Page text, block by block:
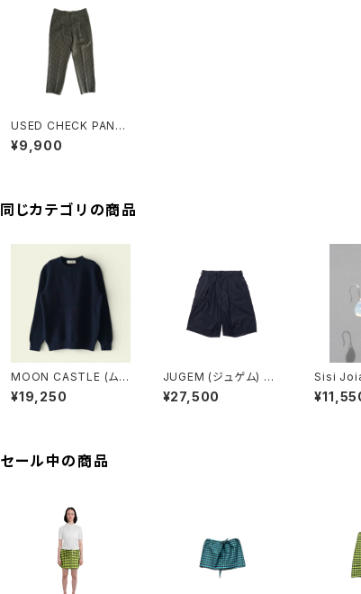
USED CHECK PANT
S
¥9,900
同じカテゴリの商品
MOON CASTLE (ム
ーンキャッスル) COTT
ON HEAVY WEIGHT
¥19,250
JUGEM (ジュゲム) DY
NEEMA GURUKHA S
HORTS (NAVY)
¥27,500
Sisi Joia
ア)
gs
セール中の商品